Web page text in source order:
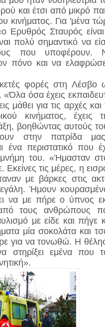
και έτσι από μικρό
κινήματος. Για 'μένα
Ερυθρός Σταυρός
πολύ σημαντικό να
που υποφέρουν.
πόνο και να
φορές στη Λέσβο
όσα έχεις
μάθει για τις αρχές και
κινήματος, έχεις
βοηθώντας αυτούς
στην πατρίδα
ένα περιστατικό που
μνήμη του. «Ήμασταν
τις μέρες, η
με βάρκες στις
Ήμουν
να με πήρε ο ύπνος
τους ανθρώπους
με είδε και πήγε
μία σοκολάτα και
για να τονωθώ. Η
στηρίξει εμένα που